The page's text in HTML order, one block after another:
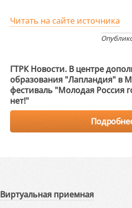
Читать на сайте источника
ГТРК Новости. В центре
образования "Лапландия" в
фестиваль "Молодая Россия
нет!"
Виртуальная приемная